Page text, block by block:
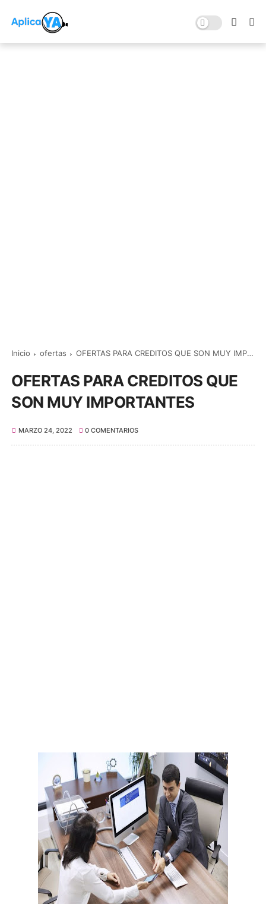
Inicio ofertas OFERTAS PARA CREDITOS QUE SON MUY IMPORTANTES
OFERTAS PARA CREDITOS QUE
SON MUY IMPORTANTES
MARZO 24, 2022 0 COMENTARIOS